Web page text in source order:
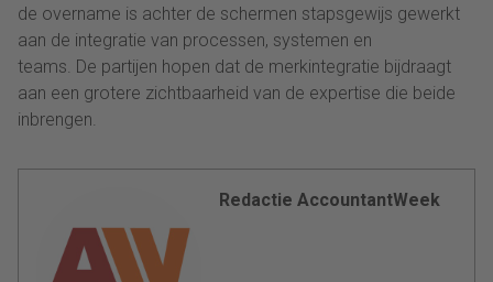
de overname is achter de schermen stapsgewijs gewerkt
aan de integratie van processen, systemen en
teams. De partijen hopen dat de merkintegratie bijdraagt
aan een grotere zichtbaarheid van de expertise die beide
inbrengen.
Redactie AccountantWeek